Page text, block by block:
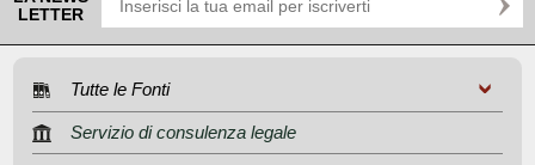
LETTER
Tutte le Fonti
Servizio di consulenza legale